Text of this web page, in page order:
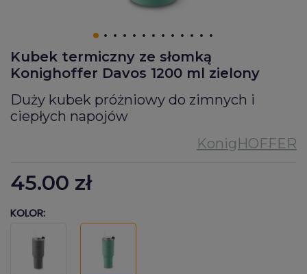
Kubek termiczny ze słomką
Konighoffer Davos 1200 ml zielony
Duży kubek próżniowy do zimnych i
ciepłych napojów
45.00 zł
KOLOR: